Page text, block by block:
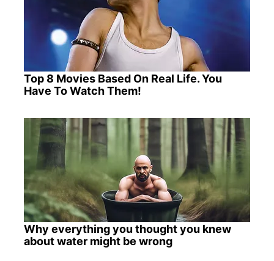
Top 8 Movies Based On Real Life. You
Have To Watch Them!
Why everything you thought you knew
about water might be wrong